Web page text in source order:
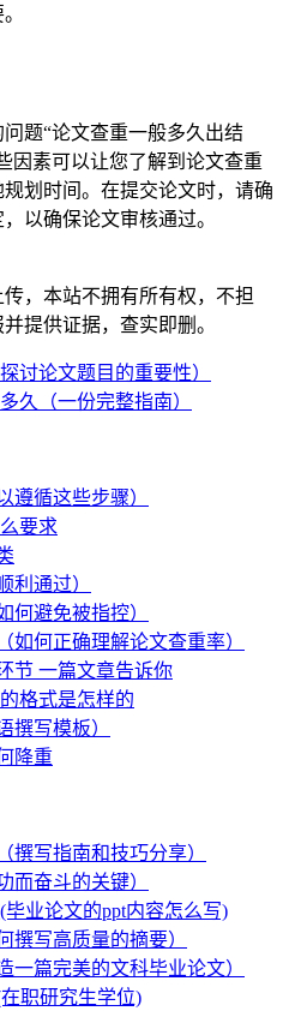
题“论文查重一般多久出结
因素可以让您了解到论文查重
划时间。在提交论文时，请确
以确保论文审核通过。
，本站不拥有所有权，不担
提供证据，查实即删。
讨论文题目的重要性）
久（一份完整指南）
遵循这些步骤）
要求
利通过）
何避免被指控）
如何正确理解论文查重率）
节 一篇文章告诉你
格式是怎样的
撰写模板）
降重
撰写指南和技巧分享）
而奋斗的关键）
业论文的ppt内容怎么写)
撰写高质量的摘要）
一篇完美的文科毕业论文）
职研究生学位)